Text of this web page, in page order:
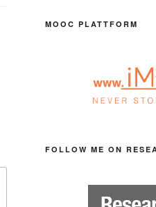
MOOC PLATTFORM
FOLLOW ME ON